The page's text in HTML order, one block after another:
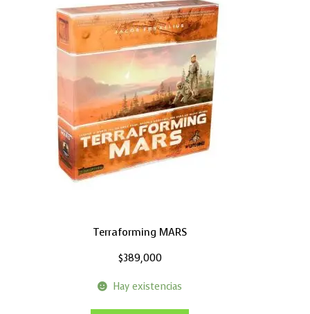
Terraforming MARS
$389,000
Hay existencias